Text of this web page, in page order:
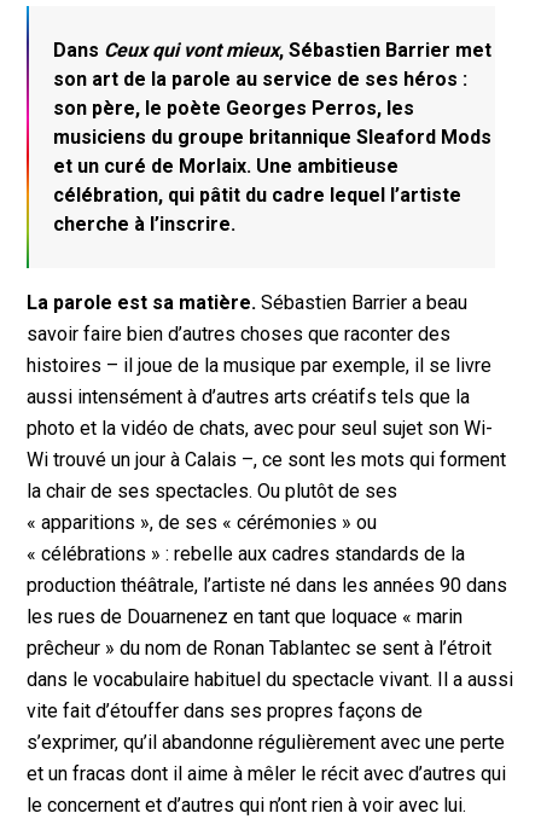
Dans Ceux qui vont mieux, Sébastien Barrier met
son art de la parole au service de ses héros :
son père, le poète Georges Perros, les
musiciens du groupe britannique Sleaford Mods
et un curé de Morlaix. Une ambitieuse
célébration, qui pâtit du cadre lequel l’artiste
cherche à l’inscrire.
La parole est sa matière. Sébastien Barrier a beau
savoir faire bien d’autres choses que raconter des
histoires – il joue de la musique par exemple, il se livre
aussi intensément à d’autres arts créatifs tels que la
photo et la vidéo de chats, avec pour seul sujet son Wi-
Wi trouvé un jour à Calais –, ce sont les mots qui forment
la chair de ses spectacles. Ou plutôt de ses
« apparitions », de ses « cérémonies » ou
« célébrations » : rebelle aux cadres standards de la
production théâtrale, l’artiste né dans les années 90 dans
les rues de Douarnenez en tant que loquace « marin
prêcheur » du nom de Ronan Tablantec se sent à l’étroit
dans le vocabulaire habituel du spectacle vivant. Il a aussi
vite fait d’étouffer dans ses propres façons de
s’exprimer, qu’il abandonne régulièrement avec une perte
et un fracas dont il aime à mêler le récit avec d’autres qui
le concernent et d’autres qui n’ont rien à voir avec lui.